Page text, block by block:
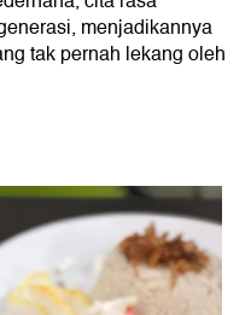
menjadikannya
tak pernah lekang oleh